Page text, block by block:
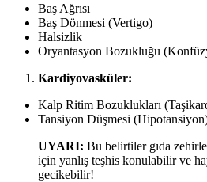
Baş Ağrısı
Baş Dönmesi (Vertigo)
Halsizlik
Oryantasyon Bozukluğu
Kardiyovasküler:
Kalp Ritim Bozuklukları
Tansiyon Düşmesi
UYARI: Bu belirtiler gıda
için yanlış teşhis konulabilir ve
gecikebilir!